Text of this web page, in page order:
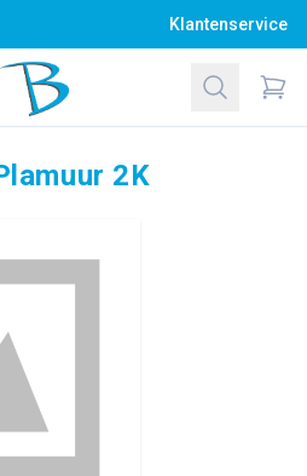
Klantenservice
Bol Glascentrum B.V.
Zoeken
2K